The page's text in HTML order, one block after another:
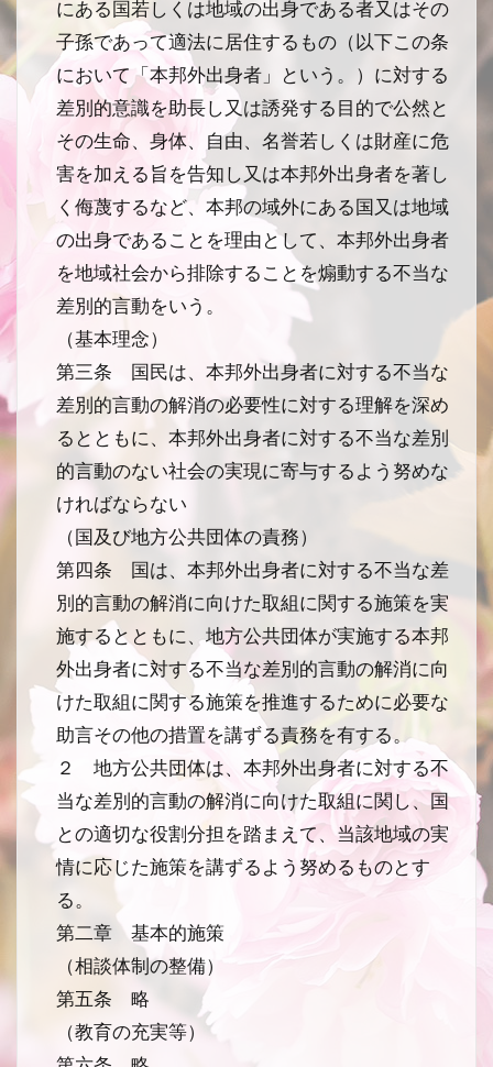
にある国若しくは地域の出身である者又はその
子孫であって適法に居住するもの（以下この条
において「本邦外出身者」という。）に対する
差別的意識を助長し又は誘発する目的で公然と
その生命、身体、自由、名誉若しくは財産に危
害を加える旨を告知し又は本邦外出身者を著し
く侮蔑するなど、本邦の域外にある国又は地域
の出身であることを理由として、本邦外出身者
を地域社会から排除することを煽動する不当な
差別的言動をいう。
（基本理念）
第三条 国民は、本邦外出身者に対する不当な
差別的言動の解消の必要性に対する理解を深め
るとともに、本邦外出身者に対する不当な差別
的言動のない社会の実現に寄与するよう努めな
ければならない
（国及び地方公共団体の責務）
第四条 国は、本邦外出身者に対する不当な差
別的言動の解消に向けた取組に関する施策を実
施するとともに、地方公共団体が実施する本邦
外出身者に対する不当な差別的言動の解消に向
けた取組に関する施策を推進するために必要な
助言その他の措置を講ずる責務を有する。
２ 地方公共団体は、本邦外出身者に対する不
当な差別的言動の解消に向けた取組に関し、国
との適切な役割分担を踏まえて、当該地域の実
情に応じた施策を講ずるよう努めるものとす
る。
第二章 基本的施策
（相談体制の整備）
第五条 略
（教育の充実等）